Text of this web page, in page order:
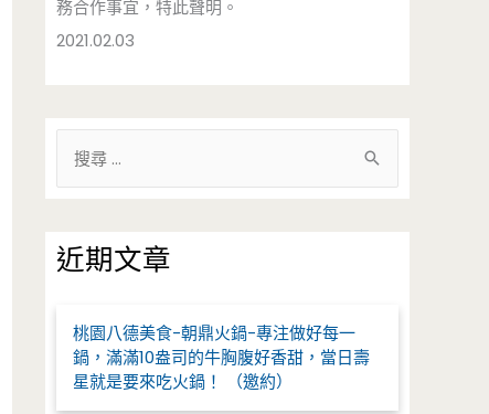
務合作事宜，特此聲明。
2021.02.03
鍵
字
近期文章
桃園八德美食-朝鼎火鍋-專注做好每一
鍋，滿滿10盎司的牛胸腹好香甜，當日壽
星就是要來吃火鍋！ （邀約）